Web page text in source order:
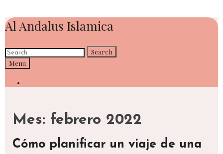
Skip
to
Al Andalus Islamica
Search
for:
Search
Menu
Mes: febrero 2022
Cómo planificar un viaje de una